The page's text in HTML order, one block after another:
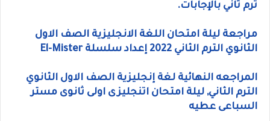
ترم ثاني بالإجابات.
مراجعة ليلة امتحان اللغة الانجليزية الصف الاول
الثانوي الترم الثاني 2022 إعداد سلسلة El-Mister
المراجعه النهائية لغة إنجليزية الصف الاول الثانوي
الترم الثاني, ليلة امتحان اتنجليزى اولى ثانوى مستر
السباعى عطيه